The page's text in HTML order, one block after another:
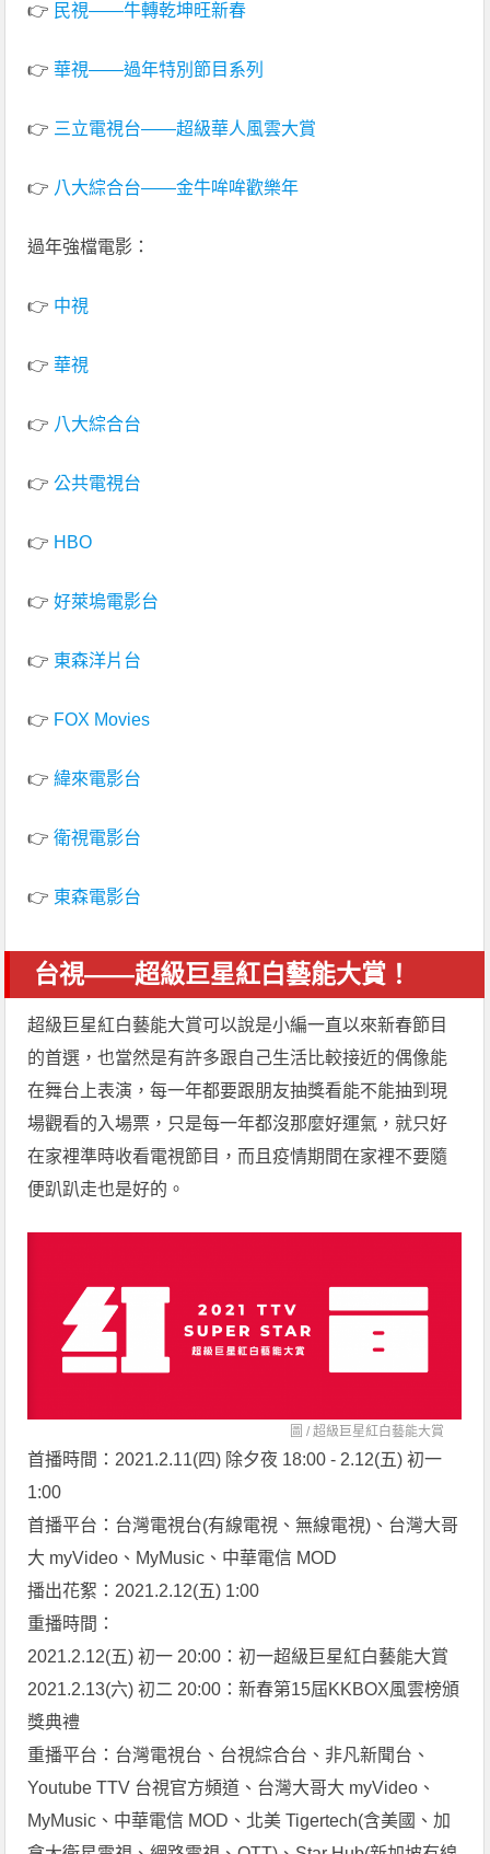
👉 民視——牛轉乾坤旺新春
👉華視——過年特別節目系列
👉 三立電視台——超級華人風雲大賞
👉 八大綜合台——金牛哞哞歡樂年
過年強檔電影：
👉 中視
👉華視
👉 八大綜合台
👉公共電視台
👉 HBO
👉好萊塢電影台
👉 東森洋片台
👉 FOX Movies
👉緯來電影台
👉衛視電影台
👉 東森電影台
台視——超級巨星紅白藝能大賞！
超級巨星紅白藝能大賞可以說是小編一直以來新春節目
的首選，也當然是有許多跟自己生活比較接近的偶像能
在舞台上表演，每一年都要跟朋友抽獎看能不能抽到現
場觀看的入場票，只是每一年都沒那麼好運氣，就只好
在家裡準時收看電視節目，而且疫情期間在家裡不要隨
便趴趴走也是好的。
圖 /超級巨星紅白藝能大賞
首播時間：2021.2.11(四) 除夕夜 18:00 - 2.12(五) 初一
1:00
首播平台：台灣電視台(有線電視、無線電視)、台灣大哥
大 myVideo、MyMusic、中華電信 MOD
播出花絮：2021.2.12(五) 1:00
重播時間：
2021.2.12(五) 初一 20:00：初一超級巨星紅白藝能大賞
2021.2.13(六) 初二 20:00：新春第15屆KKBOX風雲榜頒
獎典禮
重播平台：台灣電視台、台視綜合台、非凡新聞台、
Youtube TTV 台視官方頻道、台灣大哥大 myVideo、
MyMusic、中華電信 MOD、北美 Tigertech(含美國、加